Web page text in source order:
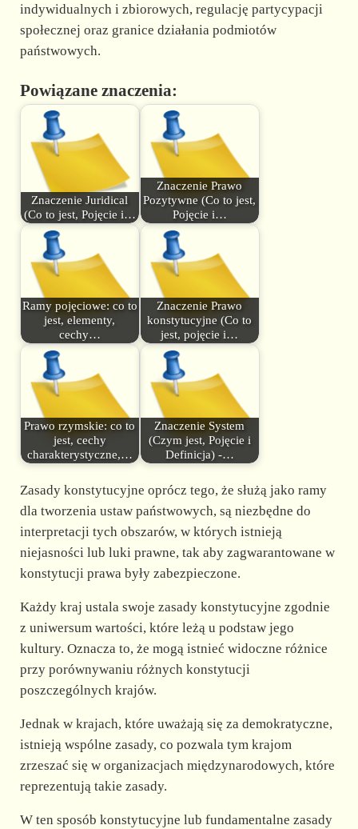
indywidualnych i zbiorowych, regulację partycypacji
społecznej oraz granice działania podmiotów
państwowych.
Powiązane znaczenia:
Znaczenie Juridical
(Co to jest, Pojęcie i…
Znaczenie Prawo
Pozytywne (Co to jest,
Pojęcie i…
Ramy pojęciowe: co to
jest, elementy,
cechy…
Znaczenie Prawo
konstytucyjne (Co to
jest, pojęcie i…
Prawo rzymskie: co to
jest, cechy
charakterystyczne,…
Znaczenie System
(Czym jest, Pojęcie i
Definicja) -…
Zasady konstytucyjne oprócz tego, że służą jako ramy
dla tworzenia ustaw państwowych, są niezbędne do
interpretacji tych obszarów, w których istnieją
niejasności lub luki prawne, tak aby zagwarantowane w
konstytucji prawa były zabezpieczone.
Każdy kraj ustala swoje zasady konstytucyjne zgodnie
z uniwersum wartości, które leżą u podstaw jego
kultury. Oznacza to, że mogą istnieć widoczne różnice
przy porównywaniu różnych konstytucji
poszczególnych krajów.
Jednak w krajach, które uważają się za demokratyczne,
istnieją wspólne zasady, co pozwala tym krajom
zrzeszać się w organizacjach międzynarodowych, które
reprezentują takie zasady.
W ten sposób konstytucyjne lub fundamentalne zasady